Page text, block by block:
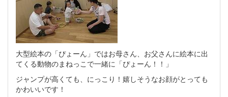
大型絵本の「ぴょーん」ではお母さん、お父さんに絵本に出
てくる動物のまねっこで一緒に「ぴょーん！！」
ジャンプが高くても、にっこり！嬉しそうなお顔がとっても
かわいいです！